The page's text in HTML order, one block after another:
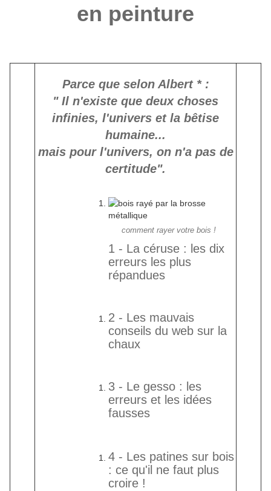
en peinture
Parce que selon Albert * :
" Il n'existe que deux choses
infinies, l'univers et la bêtise
humaine...
mais pour l'univers, on n'a pas de
certitude".
comment rayer votre bois !
1 - La céruse : les dix
erreurs les plus
répandues
2 - Les mauvais
conseils du web sur la
chaux
3 - Le gesso : les
erreurs et les idées
fausses
4 - Les patines sur bois
: ce qu'il ne faut plus
croire !